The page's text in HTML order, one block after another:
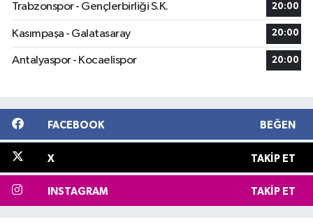
Trabzonspor - Gençlerbirliği S.K. 20:00
Kasımpaşa - Galatasaray 20:00
Antalyaspor - Kocaelispor 20:00
FACEBOOK BEĞEN
X TAKIP ET
INSTAGRAM TAKIP ET